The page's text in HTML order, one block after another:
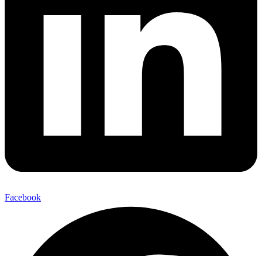
Facebook